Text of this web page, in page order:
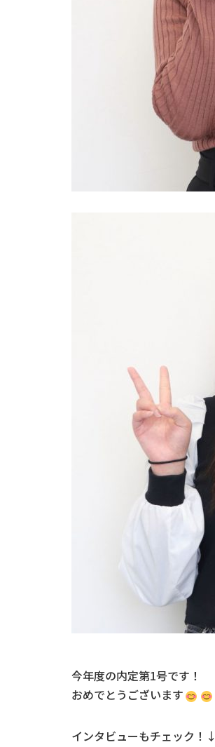
今年度の内定第1号です！
おめでとうございます
インタビューもチェック！↓